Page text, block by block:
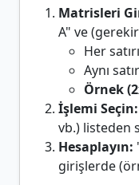
Matrisleri
A" ve
Her
Aynı
Örnek
İşlemi Seçin:
vb.) listeden
Hesaplayın:
girişlerde